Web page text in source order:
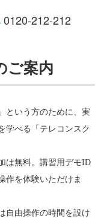
0120-212-212
ご案内
という方のために、実
学べる「テレコンスク
は無料。講習用デモID
作を体験いただけま
自由操作の時間を設け